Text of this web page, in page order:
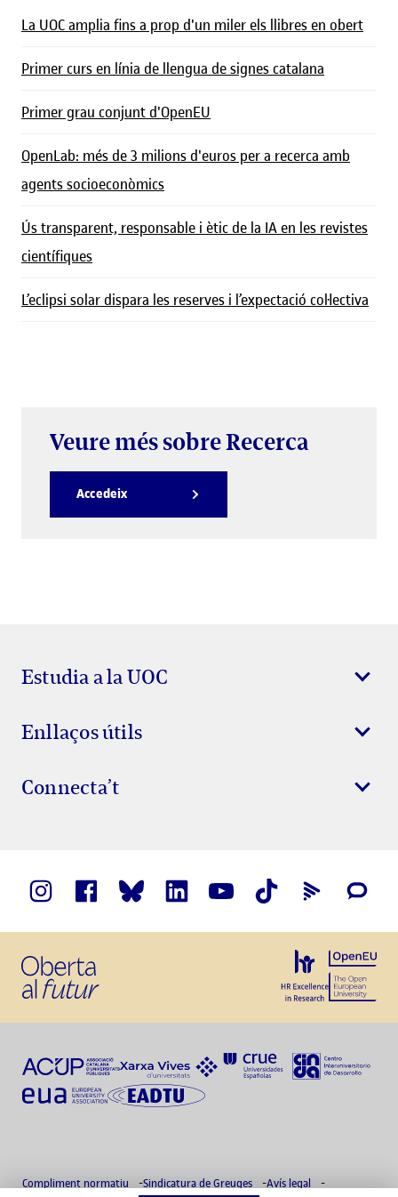
La UOC amplia fins a prop d'un miler els llibres en obert
Primer curs en línia de llengua de signes catalana
Primer grau conjunt d'OpenEU
OpenLab: més de 3 milions d'euros per a recerca amb
agents socioeconòmics
Ús transparent, responsable i ètic de la IA en les revistes
científiques
L’eclipsi solar dispara les reserves i l’expectació col·lectiva
Veure més sobre Recerca
Accedeix
Estudia a la UOC
Enllaços útils
Connecta’t
Compliment normatiu Sindicatura de Greuges
Avís legal